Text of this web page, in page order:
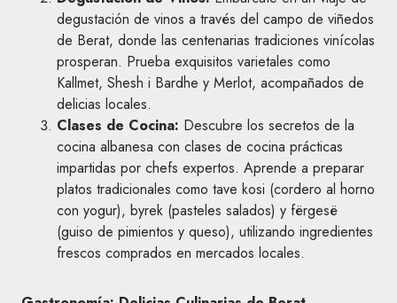
degustación de vinos a través del campo de viñedos
de Berat, donde las centenarias tradiciones vinícolas
prosperan. Prueba exquisitos varietales como
Kallmet, Shesh i Bardhe y Merlot, acompañados de
delicias locales.
Clases de Cocina: Descubre los secretos de la
cocina albanesa con clases de cocina prácticas
impartidas por chefs expertos. Aprende a preparar
platos tradicionales como tave kosi (cordero al horno
con yogur), byrek (pasteles salados) y fërgesë
(guiso de pimientos y queso), utilizando ingredientes
frescos comprados en mercados locales.